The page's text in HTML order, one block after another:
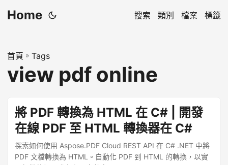
Home 搜索 類別 檔案 標籤
首頁 » Tags
view pdf online
將 PDF 轉換為 HTML 在 C# | 開發
在線 PDF 至 HTML 轉換器在 C#
探索如何使用 Aspose.PDF Cloud REST API 在 C# .NET 中將
PDF 文檔轉換為 HTML。自動化 PDF 到 HTML 的轉換，以實